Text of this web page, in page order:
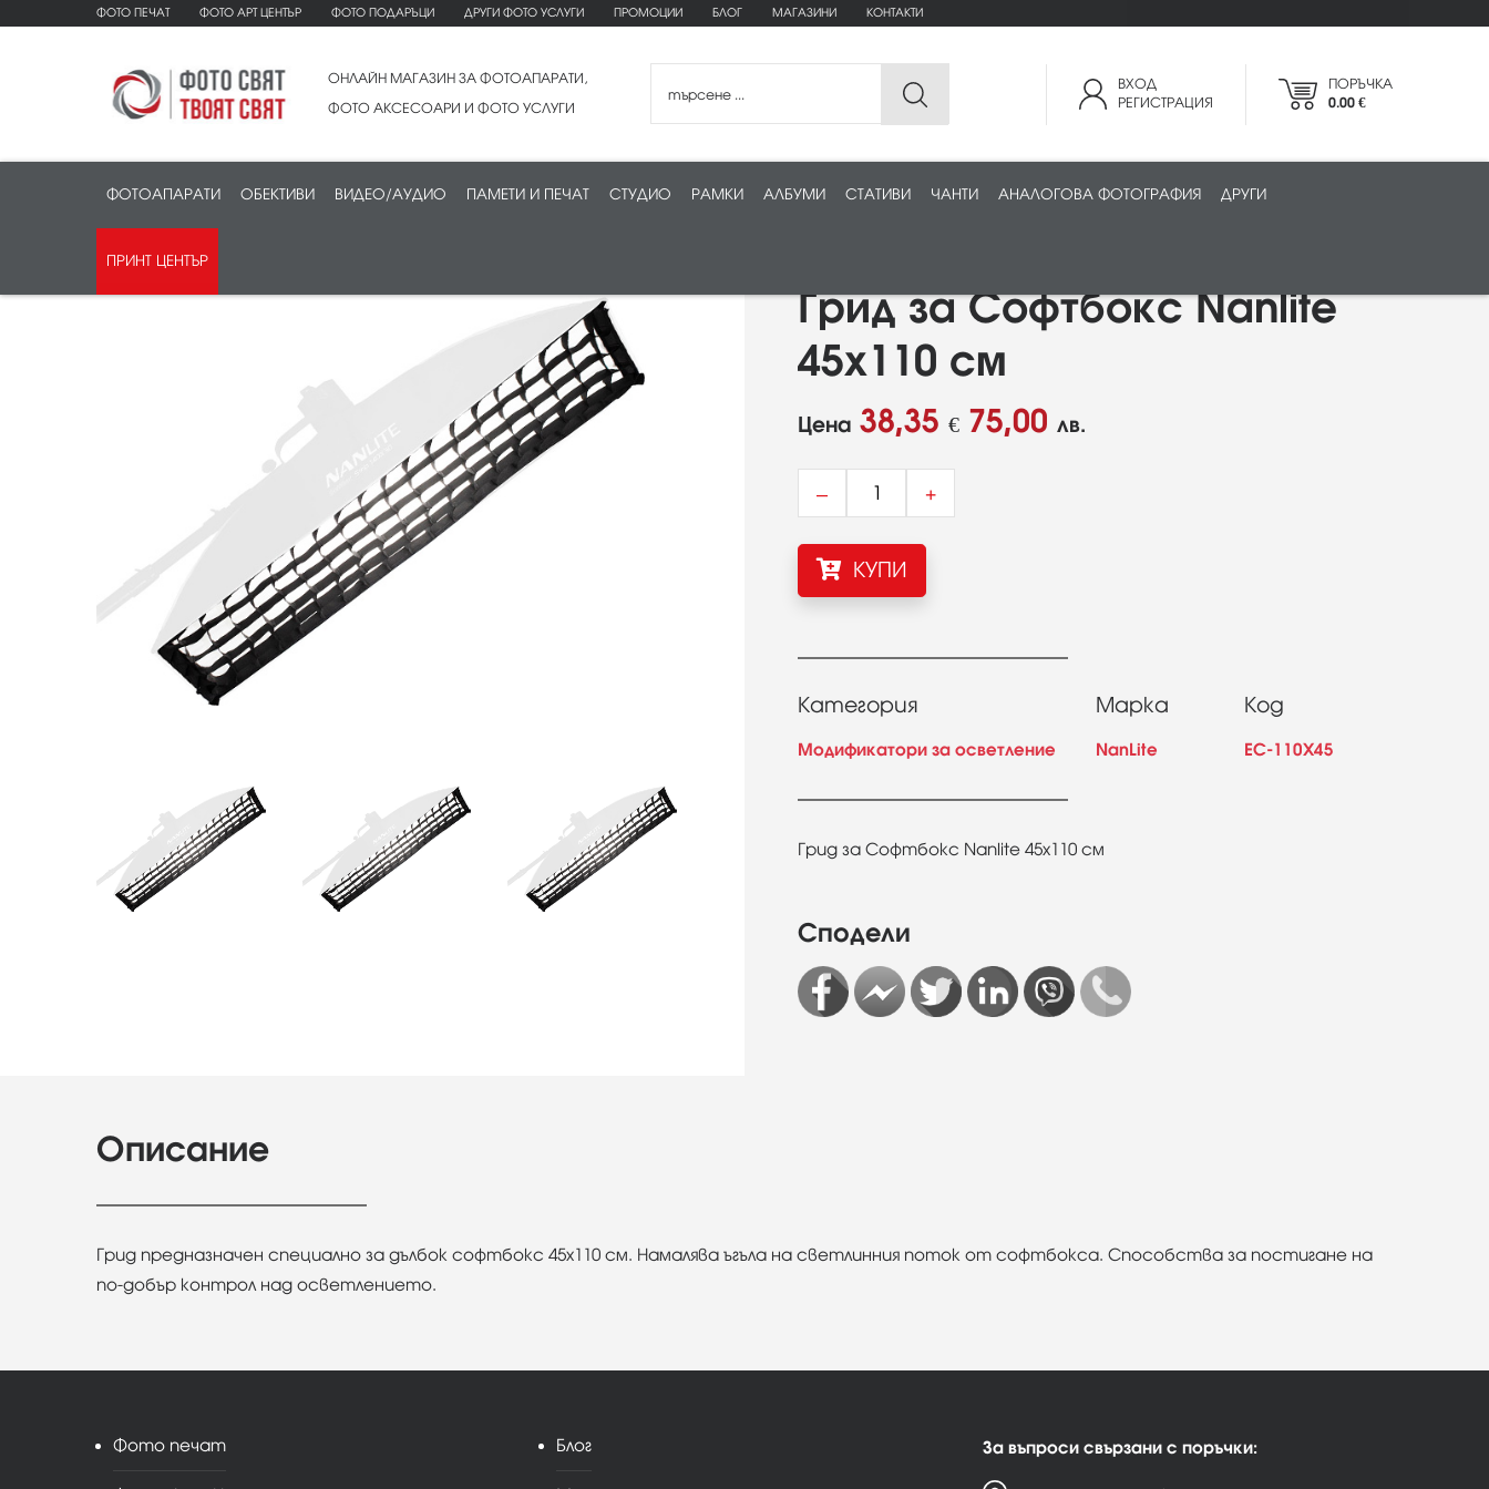
ФОТО ПЕЧАТ ФОТО АРТ ЦЕНТЪР ФОТО ПОДАРЪЦИ ДРУГИ ФОТО УСЛУГИ ПРОМОЦИИ БЛОГ МАГАЗИНИ КОНТАКТИ
ОНЛАЙН МАГАЗИН ЗА ФОТОАПАРАТИ,
ФОТО АКСЕСОАРИ И ФОТО УСЛУГИ
ВХОД
РЕГИСТРАЦИЯ
ПОРЪЧКА
0.00 €
ФОТОАПАРАТИ ОБЕКТИВИ ВИДЕО/АУДИО ПАМЕТИ И ПЕЧАТ СТУДИО РАМКИ АЛБУМИ СТАТИВИ ЧАНТИ АНАЛОГОВА ФОТОГРАФИЯ ДРУГИ
ПРИНТ ЦЕНТЪР
Грид за Софтбокс Nanlite
45х110 см
Цена 38,35 € 75,00 лв.
– +
КУПИ
Категория
Модификатори за осветление
Марка
NanLite
Код
EC-110X45
Грид за Софтбокс Nanlite 45х110 см
Сподели
Описание
Грид предназначен специално за дълбок софтбокс 45х110 см. Намалява ъгъла на светлинния поток от софтбокса. Способства за постигане на
по-добър контрол над осветлението.
Фото печат Блог За въпроси свързани с поръчки: